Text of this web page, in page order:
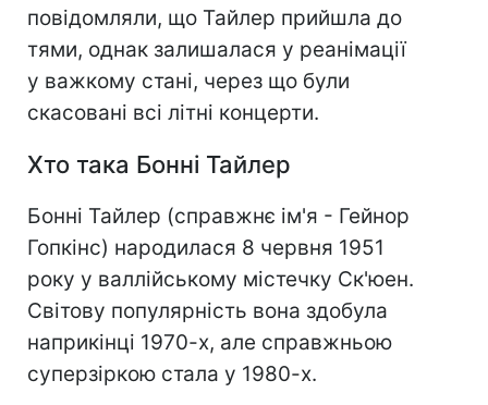
повідомляли, що Тайлер прийшла до
тями, однак залишалася у реанімації
у важкому стані, через що були
скасовані всі літні концерти.
Хто така Бонні Тайлер
Бонні Тайлер (справжнє ім'я - Гейнор
Гопкінс) народилася 8 червня 1951
року у валлійському містечку Ск'юен.
Світову популярність вона здобула
наприкінці 1970-х, але справжньою
суперзіркою стала у 1980-х.